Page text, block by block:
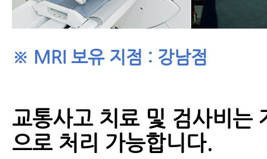
※ MRI 보유 지점 : 강남점
교통사고 치료 및 검사비는
으로 처리 가능합니다.